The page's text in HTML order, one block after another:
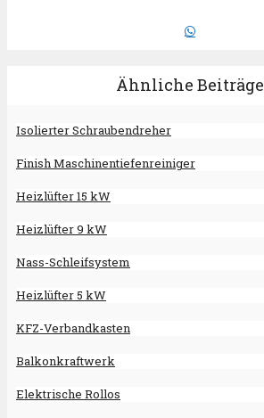
Ähnliche Beiträge
Isolierter Schraubendreher
Finish Maschinentiefenreiniger
Heizlüfter 15 kW
Heizlüfter 9 kW
Nass-Schleifsystem
Heizlüfter 5 kW
KFZ-Verbandkasten
Balkonkraftwerk
Elektrische Rollos